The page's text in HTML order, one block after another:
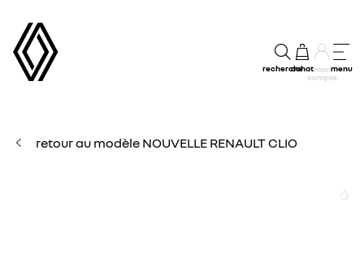
rechercheachatmon
compte
menu
retour au modèle NOUVELLE RENAULT CLIO